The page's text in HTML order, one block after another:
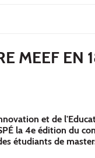
MEEF EN
et de
la 4e édition du
étudiants de